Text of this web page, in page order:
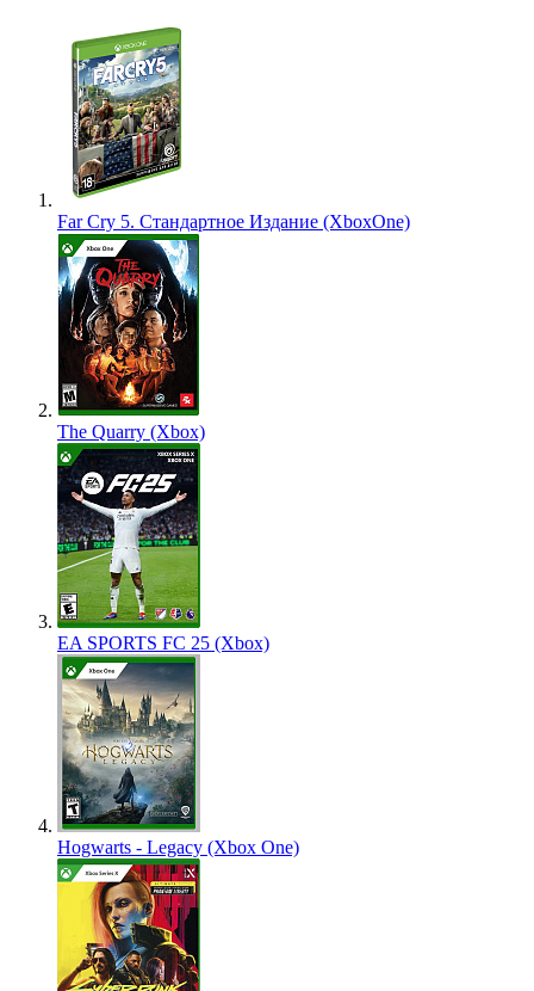
Far Cry 5. Стандартное Издание (XboxOne)
The Quarry (Xbox)
EA SPORTS FC 25 (Xbox)
Hogwarts - Legacy (Xbox One)